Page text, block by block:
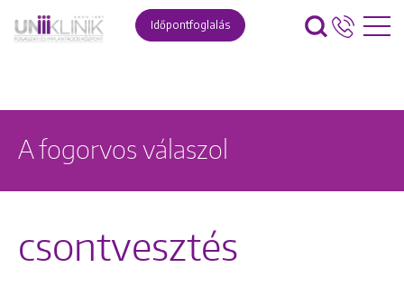
Időpontfoglalás
A fogorvos válaszol
csontvesztés